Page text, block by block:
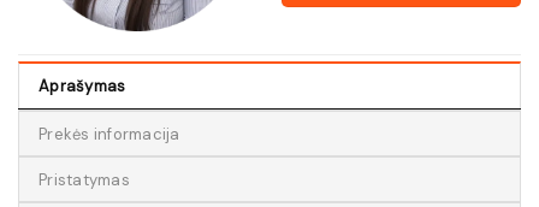
Aprašymas
Prekės informacija
Pristatymas